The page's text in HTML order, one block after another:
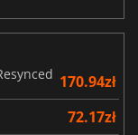
170.94zł
72.17zł